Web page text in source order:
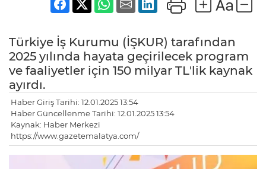
Türkiye İş Kurumu (İŞKUR) tarafından
2025 yılında hayata geçirilecek program
ve faaliyetler için 150 milyar TL'lik kaynak
ayırdı.
Haber Giriş Tarihi: 12.01.2025 13:54
Haber Güncellenme Tarihi: 12.01.2025 13:54
Kaynak: Haber Merkezi
https://www.gazetemalatya.com/